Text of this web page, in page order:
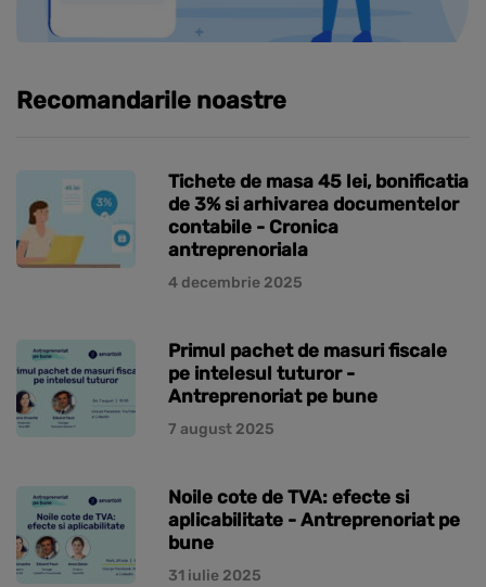
Recomandarile noastre
Tichete de masa 45 lei, bonificatia
de 3% si arhivarea documentelor
contabile - Cronica
antreprenoriala
4 decembrie 2025
Primul pachet de masuri fiscale
pe intelesul tuturor -
Antreprenoriat pe bune
7 august 2025
Noile cote de TVA: efecte si
aplicabilitate - Antreprenoriat pe
bune
31 iulie 2025